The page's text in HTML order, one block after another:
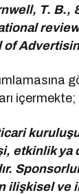
T. B.,
of
içermekte;
etkinlik ya
ilişkisel ve